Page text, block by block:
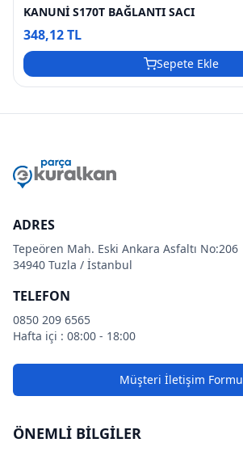
KANUNİ S170T BAĞLANTI SACI
348,12 TL
Sepete Ekle
ADRES
Tepeören Mah. Eski Ankara Asfaltı No:206
34940 Tuzla / İstanbul
TELEFON
0850 209 6565
Hafta içi : 08:00 - 18:00
Müşteri İletişim Formu
ÖNEMLİ BİLGİLER